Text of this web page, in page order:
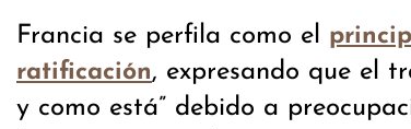
Francia se perfila como el
ratificación, expresando que el
y como está” debido a